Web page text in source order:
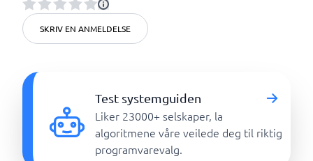
SKRIV EN ANMELDELSE
Test systemguiden
Liker 23000+ selskaper, la
algoritmene våre veilede deg til riktig
programvarevalg.